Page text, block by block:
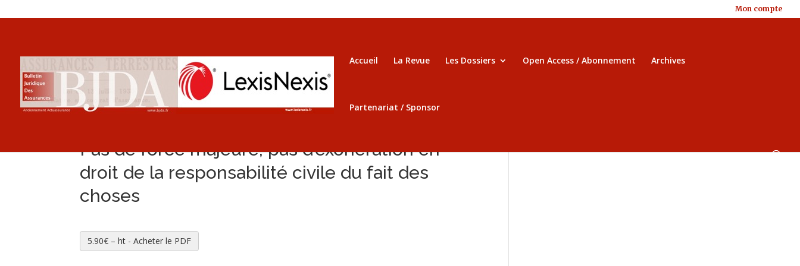
Mon compte
Accueil La Revue Les Dossiers Open Access / Abonnement Archives
Partenariat / Sponsor
Pas de force majeure, pas d’exonération en
droit de la responsabilité civile du fait des
choses
5.90€ – ht - Acheter le PDF